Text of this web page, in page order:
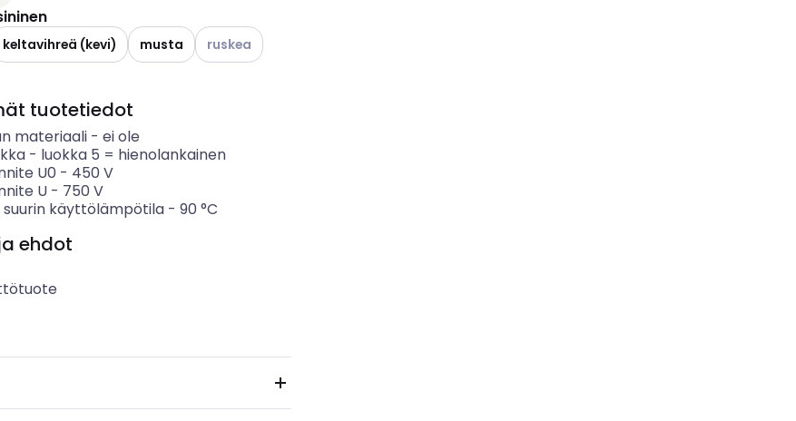
olevat vaihtoehdot
keltavihreä (kevi) musta Katso käytettävissä olevat vaihtoehdot
ruskea
tuotetiedot
materiaali- ei ole
- luokka 5 = hienolankainen
U0 - 450 V
U- 750 V
käyttölämpötila- 90 °C
ehdot